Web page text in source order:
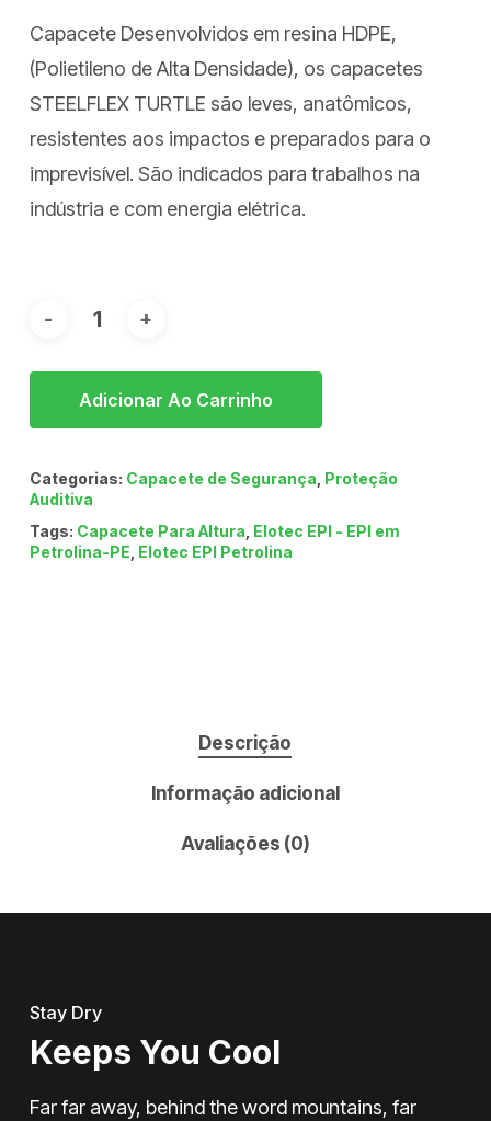
preço:
R$ 24,99
através
R$ 29,99
Capacete Desenvolvidos em resina HDPE,
(Polietileno de Alta Densidade), os capacetes
STEELFLEX TURTLE são leves, anatômicos,
resistentes aos impactos e preparados para o
imprevisível. São indicados para trabalhos na
indústria e com energia elétrica.
Adicionar Ao Carrinho
Categorias: Capacete de Segurança Proteção
Auditiva
Tags: Capacete Para Altura Elotec EPI - EPI em
Petrolina-PE Elotec EPI Petrolina
Descrição
Informação adicional
Avaliações (0)
Stay Dry
Keeps You Cool
Far far away, behind the word mountains, far